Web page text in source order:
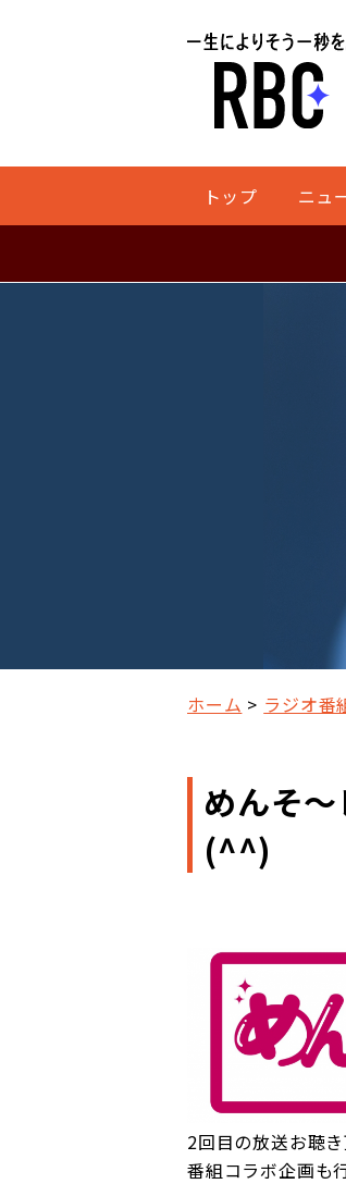
トップ ニュ
ホーム ラジオ番
めんそ
(^^)
2回目の放送お聴
番組コラボ企画も